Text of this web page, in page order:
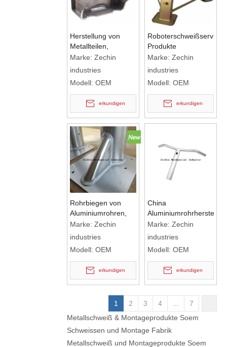
Herstellung von
Metallteilen,
Herstellung von
Metallherstellung,
Halterungen aus
Blech
Marke: Zechin
industries
Modell: OEM
erkundigen
Roboterschweißservices
Produkte
kundenspezifischer
Schweißmetallständer
Marke: Zechin
industries
Modell: OEM
erkundigen
Rohrbiegen von
Aluminiumrohren,
Schweißarbeiten,
Montagen MIG-
Schweißen von
Aluminium
Marke: Zechin
industries
Modell: OEM
erkundigen
China
Schweißteile
Hersteller
Marke: Zechin
industries
Modell: OEM
erkundigen
1 2 3 4
7
Metallschweiß & Montageprodukte Soem
Schweissen und Montage Fabrik
Metallschweiß und Montageprodukte Soem